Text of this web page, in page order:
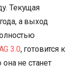
Текущая
а выход
3.0, готовится к
не станет